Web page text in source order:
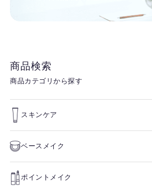
商品検索
商品カテゴリから探す
スキンケア
ベースメイク
ポイントメイク